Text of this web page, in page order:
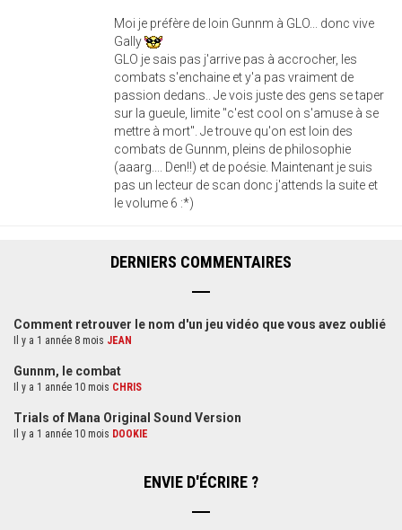
Moi je préfère de loin Gunnm à GLO... donc vive
Gally
GLO je sais pas j'arrive pas à accrocher, les
combats s'enchaine et y'a pas vraiment de
passion dedans.. Je vois juste des gens se taper
sur la gueule, limite "c'est cool on s'amuse à se
mettre à mort". Je trouve qu'on est loin des
combats de Gunnm, pleins de philosophie
(aaarg.... Den!!) et de poésie. Maintenant je suis
pas un lecteur de scan donc j'attends la suite et
le volume 6 :*)
DERNIERS COMMENTAIRES
Comment retrouver le nom d'un jeu vidéo que vous avez oublié
Il y a 1 année 8 mois JEAN
Gunnm, le combat
Il y a 1 année 10 mois CHRIS
Trials of Mana Original Sound Version
Il y a 1 année 10 mois DOOKIE
ENVIE D'ÉCRIRE ?